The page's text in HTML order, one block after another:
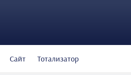
Сайт Тотализатор